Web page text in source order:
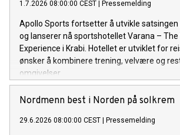
1.7.2026 08:00:00 CEST Pressemelding
Apollo Sports fortsetter å utvikle
og lanserer nå sportshotellet Varana – The
Experience i Krabi. Hotellet er utviklet for
ønsker å kombinere trening, velvære og
omgivelser.
Nordmenn best i Norden på solkrem
29.6.2026 08:00:00 CEST Pressemelding